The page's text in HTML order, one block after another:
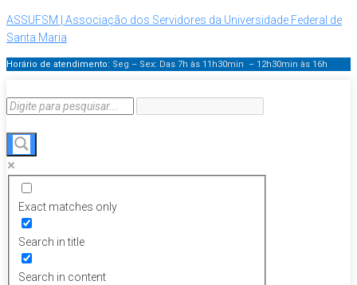
ASSUFSM | Associação dos Servidores da Universidade Federal de
Santa Maria
Horário de atendimento: Seg – Sex: Das 7h às 11h30min – 12h30min às 16h
Exact matches only
Search in title
Search in content